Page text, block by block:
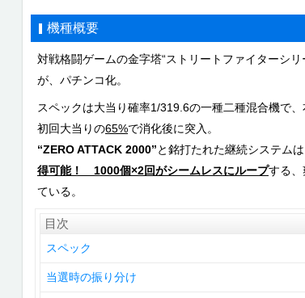
機種概要
対戦格闘ゲームの金字塔“ストリートファイターシリ
が、パチンコ化。
スペックは大当り確率1/319.6の一種二種混合機で
初回大当りの65%で消化後に突入。
“ZERO ATTACK 2000”と銘打たれた継続システム
得可能！ 1000個×2回がシームレスにループする
ている。
目次
スペック
当選時の振り分け